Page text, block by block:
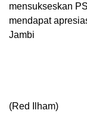
mensukseskan
mendapat
Jambi
(Red Ilham)